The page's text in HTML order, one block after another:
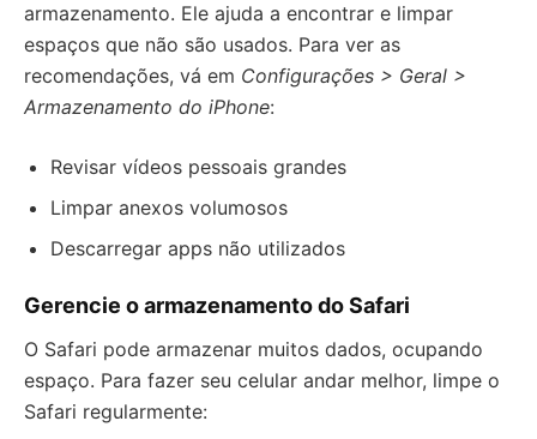
armazenamento. Ele ajuda a encontrar e limpar
espaços que não são usados. Para ver as
recomendações, vá em Configurações > Geral >
Armazenamento do iPhone:
Revisar vídeos pessoais grandes
Limpar anexos volumosos
Descarregar apps não utilizados
Gerencie o armazenamento do Safari
O Safari pode armazenar muitos dados, ocupando
espaço. Para fazer seu celular andar melhor, limpe o
Safari regularmente: